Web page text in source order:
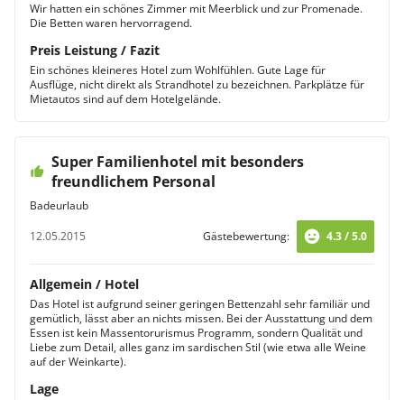
Wir hatten ein schönes Zimmer mit Meerblick und zur Promenade.
Die Betten waren hervorragend.
Preis Leistung / Fazit
Ein schönes kleineres Hotel zum Wohlfühlen. Gute Lage für
Ausflüge, nicht direkt als Strandhotel zu bezeichnen. Parkplätze für
Mietautos sind auf dem Hotelgelände.
Super Familienhotel mit besonders
freundlichem Personal
Badeurlaub
12.05.2015
Gästebewertung: 4.3 / 5.0
Allgemein / Hotel
Das Hotel ist aufgrund seiner geringen Bettenzahl sehr familiär und
gemütlich, lässt aber an nichts missen. Bei der Ausstattung und dem
Essen ist kein Massentorurismus Programm, sondern Qualität und
Liebe zum Detail, alles ganz im sardischen Stil (wie etwa alle Weine
auf der Weinkarte).
Lage